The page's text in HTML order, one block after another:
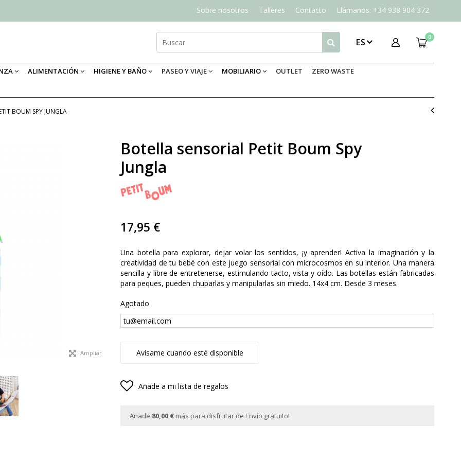
Sobre nosotros Talleres Contacto Llámanos: +34 938 904 372
0
ES
ALIMENTACIÓN HIGIENE Y BAÑO PASEO Y VIAJE MOBILIARIO OUTLET ZERO WASTE
BOUM SPY JUNGLA
Ampliar
Botella sensorial Petit Boum Spy
Jungla
17,95 €
Una botella para explorar, dejar volar los sentidos, ¡y aprender! Activa la imaginación y la
creatividad de tu bebé con este juego sensorial con microcosmos en su interior. Una manera
sencilla y libre de entretenerse, estimulando tacto, vista y oído. Las botellas están fabricadas
para peques, pueden chuparlas y manipularlas sin miedo. 14x4 cm. Desde 3 meses.
Agotado
Avísame cuando esté disponible
Añade a mi lista de regalos
Añade 80,00 € más para disfrutar de Envío gratuito!